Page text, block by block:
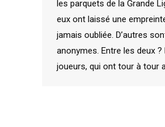
les parquets de la Grande
eux ont laissé une
jamais oubliée. D’autres
anonymes. Entre les deux
joueurs, qui ont tour à tour